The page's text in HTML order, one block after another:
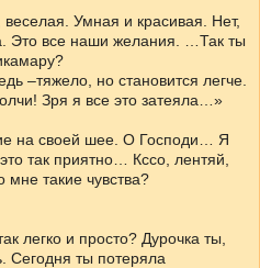
Умная и красивая. Нет,
Это все наши желания. …Так ты
–тяжело, но становится легче.
Зря я все это затеяла…»
на своей шее. О Господи… Я
так приятно… Кссо, лентяй,
такие чувства?
легко и просто? Дурочка ты,
Сегодня ты потеряла